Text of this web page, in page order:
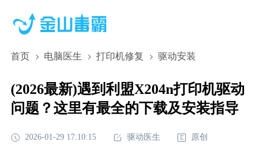
首页 电脑医生 打印机修复 驱动安装
(2026最新)遇到利盟X204n打印机驱动
问题？这里有最全的下载及安装指导
2026-01-29 17:10:15 驱动医生 原创